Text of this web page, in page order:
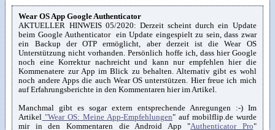
Wear OS App Google Authenticator
AKTUELLER HINWEIS 05/2020: Derzeit scheint durch ein Update
beim Google Authenticator ein Update eingespielt zu sein, dass zwar
ein Backup der OTP ermöglicht, aber derzeit ist die Wear OS
Unterstützung nicht vorhanden. Persönlich hoffe ich, dass hier Google
noch eine Korrektur nachreicht und kann nur empfehlen hier die
Kommenatere zur App im Blick zu behalten. Alternativ gibt es wohl
noch andere Apps die auch Wear OS unterstützen. Hier freue ich mich
auf Erfahrungsberichte in den Kommentaren hier im Artikel.
Manchmal gibt es sogar extern entsprechende Anregungen :-) Im
Artikel "Wear OS: Meine App-Empfehlungen" auf mobilflip.de wurde
mir in den Kommentaren die Android App "Authenticator Pro"